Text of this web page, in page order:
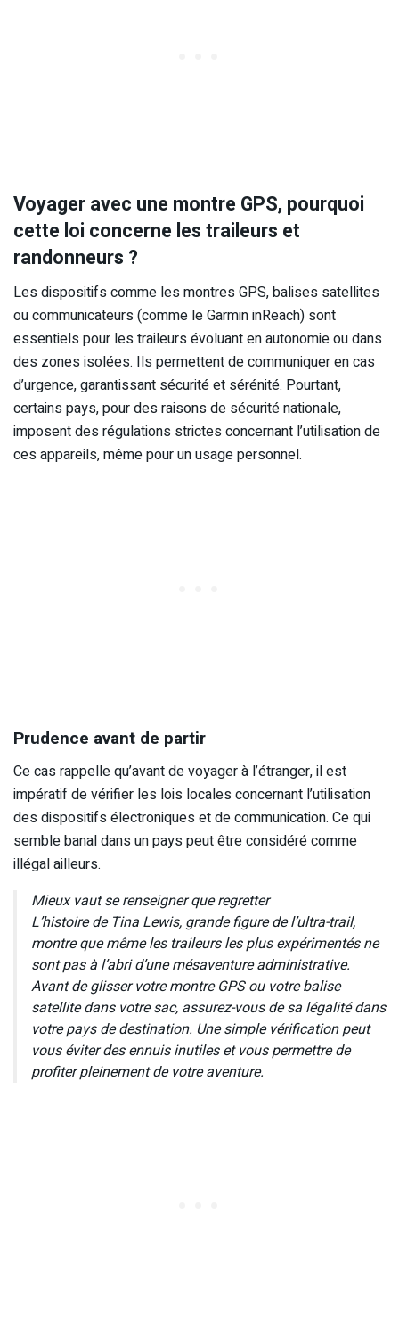
Voyager avec une montre GPS, pourquoi
cette loi concerne les traileurs et
randonneurs ?
Les dispositifs comme les montres GPS, balises satellites
ou communicateurs (comme le Garmin inReach) sont
essentiels pour les traileurs évoluant en autonomie ou dans
des zones isolées. Ils permettent de communiquer en cas
d’urgence, garantissant sécurité et sérénité. Pourtant,
certains pays, pour des raisons de sécurité nationale,
imposent des régulations strictes concernant l’utilisation de
ces appareils, même pour un usage personnel.
Prudence avant de partir
Ce cas rappelle qu’avant de voyager à l’étranger, il est
impératif de vérifier les lois locales concernant l’utilisation
des dispositifs électroniques et de communication. Ce qui
semble banal dans un pays peut être considéré comme
illégal ailleurs.
Mieux vaut se renseigner que regretter
L’histoire de Tina Lewis, grande figure de l’ultra-trail,
montre que même les traileurs les plus expérimentés ne
sont pas à l’abri d’une mésaventure administrative.
Avant de glisser votre montre GPS ou votre balise
satellite dans votre sac, assurez-vous de sa légalité dans
votre pays de destination. Une simple vérification peut
vous éviter des ennuis inutiles et vous permettre de
profiter pleinement de votre aventure.